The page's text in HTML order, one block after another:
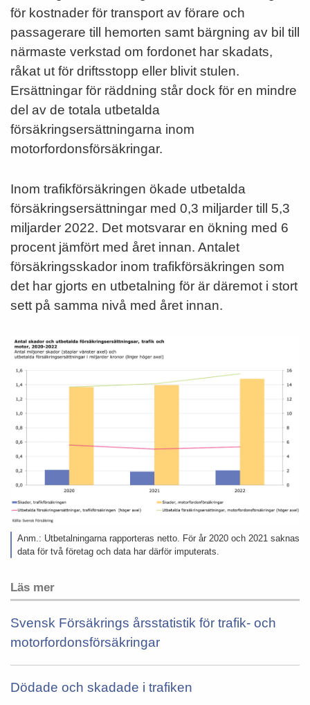
för kostnader för transport av förare och
passagerare till hemorten samt bärgning av bil till
närmaste verkstad om fordonet har skadats,
råkat ut för driftsstopp eller blivit stulen.
Ersättningar för räddning står dock för en mindre
del av de totala utbetalda
försäkringsersättningarna inom
motorfordonsförsäkringar.
Inom trafikförsäkringen ökade utbetalda
försäkringsersättningar med 0,3 miljarder till 5,3
miljarder 2022. Det motsvarar en ökning med 6
procent jämfört med året innan. Antalet
försäkringsskador inom trafikförsäkringen som
det har gjorts en utbetalning för är däremot i stort
sett på samma nivå med året innan.
Anm.: Utbetalningarna rapporteras netto. För år 2020 och 2021 saknas
data för två företag och data har därför imputerats.
Läs mer
Svensk Försäkrings årsstatistik för trafik- och
motorfordonsförsäkringar
Dödade och skadade i trafiken